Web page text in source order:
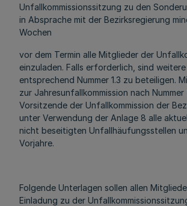
Unfallkommissionssitzung zu den
in Absprache mit der Bezirksregierung
Wochen
vor dem Termin alle Mitglieder der
einzuladen. Falls erforderlich, sind
entsprechend Nummer 1.3 zu beteiligen.
zur Jahresunfallkommission nach Nummer
Vorsitzende der Unfallkommission der
unter Verwendung der Anlage 8 alle
nicht beseitigten Unfallhäufungsstellen
Vorjahre.
Folgende Unterlagen sollen allen
Einladung zu der